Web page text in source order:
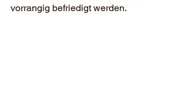
vorrangig befriedigt werden.